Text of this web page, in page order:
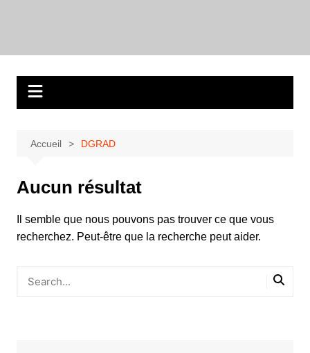
Accueil DGRAD
Aucun résultat
Il semble que nous pouvons pas trouver ce que vous
recherchez. Peut-être que la recherche peut aider.